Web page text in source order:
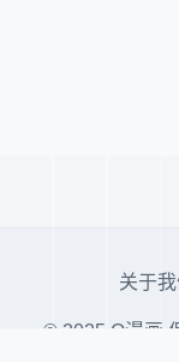
关于我
© 2025 Q漫画